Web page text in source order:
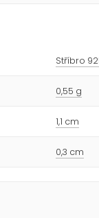
Stříbro
0,55 g
1,1 cm
0,3 cm